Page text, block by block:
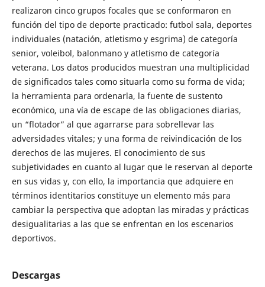
realizaron cinco grupos focales que se conformaron en
función del tipo de deporte practicado: futbol sala, deportes
individuales (natación, atletismo y esgrima) de categoría
senior, voleibol, balonmano y atletismo de categoría
veterana. Los datos producidos muestran una multiplicidad
de significados tales como situarla como su forma de vida;
la herramienta para ordenarla, la fuente de sustento
económico, una vía de escape de las obligaciones diarias,
un “flotador” al que agarrarse para sobrellevar las
adversidades vitales; y una forma de reivindicación de los
derechos de las mujeres. El conocimiento de sus
subjetividades en cuanto al lugar que le reservan al deporte
en sus vidas y, con ello, la importancia que adquiere en
términos identitarios constituye un elemento más para
cambiar la perspectiva que adoptan las miradas y prácticas
desigualitarias a las que se enfrentan en los escenarios
deportivos.
Descargas